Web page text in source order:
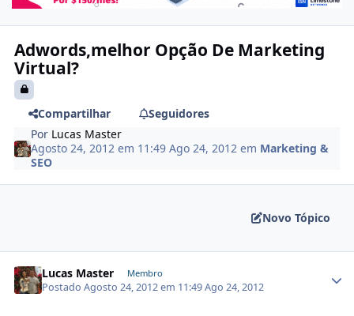
Adwords,melhor Opção De Marketing
Virtual?
Compartilhar
Seguidores
Por Lucas Master
Agosto 24, 2012 em 11:49Ago 24, 2012 em Marketing &
SEO
Novo Tópico
Lucas Master Membro
PostadoAgosto 24, 2012 em 11:49Ago 24, 2012